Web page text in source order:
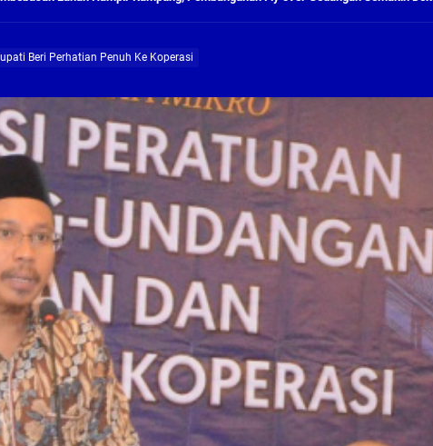
Warga Miskin, Bupati Sidoarjo Masif Jalankan Program Rehab RTLH
Lahan Hampir Rampung, Pembangunan Fly over Gedangan Semakin
aduan warga, Komisi A cari solusi masalah warga Seketi dan Urangagung
Jajaran Direksi Delta Tirta Yang Profesional Dan Kapabel, Komisi B Dua Kali
Beri Perhatian Penuh Ke Koperasi